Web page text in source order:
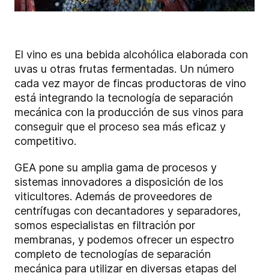
El vino es una bebida alcohólica elaborada con
uvas u otras frutas fermentadas. Un número
cada vez mayor de fincas productoras de vino
está integrando la tecnología de separación
mecánica con la producción de sus vinos para
conseguir que el proceso sea más eficaz y
competitivo.
GEA pone su amplia gama de procesos y
sistemas innovadores a disposición de los
viticultores. Además de proveedores de
centrífugas con decantadores y separadores,
somos especialistas en filtración por
membranas, y podemos ofrecer un espectro
completo de tecnologías de separación
mecánica para utilizar en diversas etapas del